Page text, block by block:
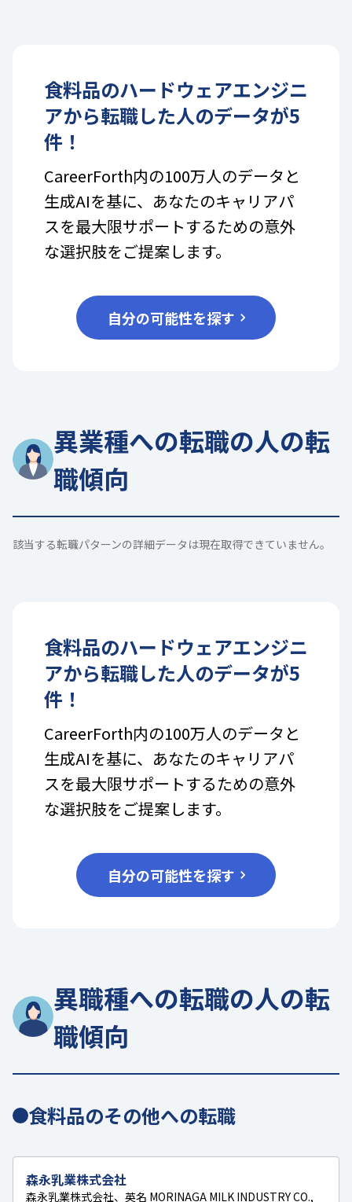
食料品のハードウェアエンジニ
アから転職した人のデータが5
件！
CareerForth内の100万人のデータと
生成AIを基に、あなたのキャリアパ
スを最大限サポートするための意外
な選択肢をご提案します。
自分の可能性を探す
異業種への転職の人の転
職傾向
該当する転職パターンの詳細データは現在取得できていません。
食料品のハードウェアエンジニ
アから転職した人のデータが5
件！
CareerForth内の100万人のデータと
生成AIを基に、あなたのキャリアパ
スを最大限サポートするための意外
な選択肢をご提案します。
自分の可能性を探す
異職種への転職の人の転
職傾向
食料品のその他への転職
森永乳業株式会社
森永乳業株式会社、英名 MORINAGA MILK INDUSTRY CO.,